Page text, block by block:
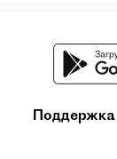
Поддержка